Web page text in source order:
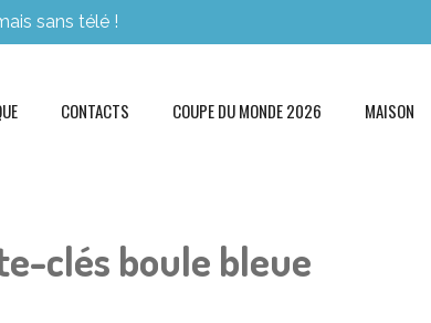
sans télé !
CONTACTS COUPE DU MONDE 2026 MAISON
clés boule bleue